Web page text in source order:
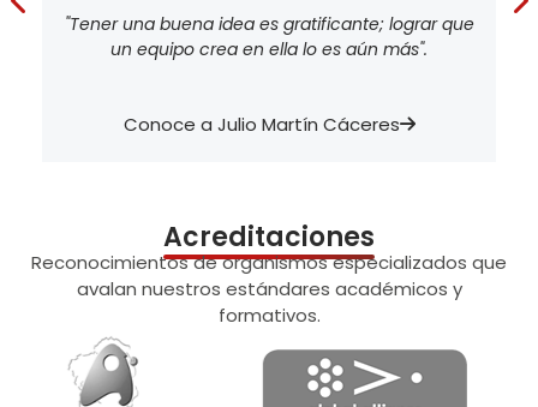
"Tener una buena idea es gratificante; lograr que
un equipo crea en ella lo es aún más".
Conoce a Julio Martín Cáceres
Acreditaciones
Reconocimientos de organismos especializados que
avalan nuestros estándares académicos y
formativos.